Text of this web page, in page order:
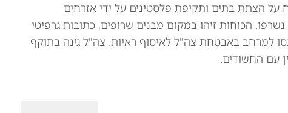
על הצתת בתים ותקיפת פלסטינים על ידי אזרחים
הכוחות זיהו במקום מבנים שרופים, כתובות גרפיטי
למרחב באבטחת צה"ל לאיסוף ראיות. צה"ל גינה בתוקף
עם החשודים.